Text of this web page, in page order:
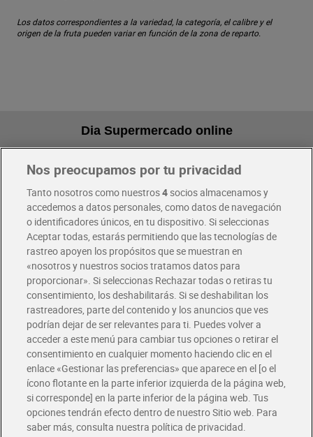
Los datos correspondientes a la variedad, la categoría, el calibre y el
origen de la fruta pueden variar en función de la zona de reparto.
Dia Supermercado online
Pide hoy, recibe hoy
Envío gratis por compras superiores a 100€
Envío estandar por 4,99€
Glovo y Uber Eats
Solicita tu factura de Glovo o Uber Eats
Únete al CLUB Dia
Disfruta las ventajas y ofertas exclusivas.
Descárgate la APP Dia
Folletos y Tiendas
Descubre las mejores ofertas y busca tu tienda más cercana
Nos preocupamos por tu privacidad
Tanto nosotros como nuestros4socios almacenamos y
accedemos a datos personales, como datos de navegación
o identificadores únicos, en tu dispositivo. Si seleccionas
Aceptar todas, estarás permitiendo que las tecnologías de
rastreo apoyen los propósitos que se muestran en
«nosotros y nuestros socios tratamos datos para
proporcionar». Si seleccionas Rechazar todas o retiras tu
consentimiento, los deshabilitarás. Si se deshabilitan los
rastreadores, parte del contenido y los anuncios que ves
podrían dejar de ser relevantes para ti. Puedes volver a
acceder a este menú para cambiar tus opciones o retirar el
consentimiento en cualquier momento haciendo clic en el
enlace «Gestionar las preferencias» que aparece en el [o el
ícono flotante en la parte inferior izquierda de la página web,
si corresponde] en la parte inferior de la página web. Tus
opciones tendrán efecto dentro de nuestro Sitio web. Para
saber más, consulta nuestra política de privacidad.